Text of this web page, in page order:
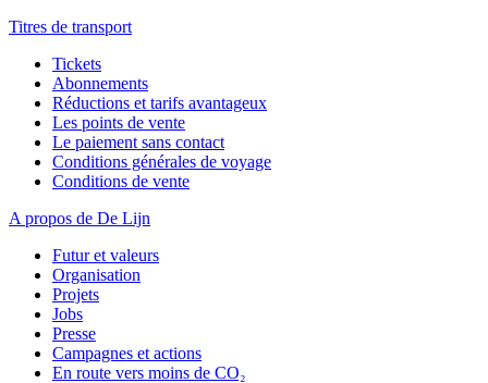
Titres de transport
Tickets
Abonnements
Réductions et tarifs avantageux
Les points de vente
Le paiement sans contact
Conditions générales de voyage
Conditions de vente
A propos de De Lijn
Futur et valeurs
Organisation
Projets
Jobs
Presse
Campagnes et actions
En route vers moins de CO₂